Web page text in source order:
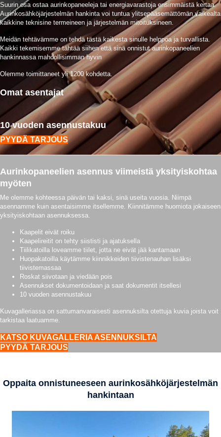
Suurin osa ostaa aurinkopaneeleja tai energiavarastoja ensimmäistä kertaa.
Aurinkosähköjärjestelmän hankinta voi tuntua ylitsepääsemättömän vaikealta
kaikkine teknisine termeineen ja järjestelmän mitoituksineen.
Meidän tehtävämme on tehdä tästä kaikesta sinulle helppoa ja turvallista.
Kaikki tekemisemme tähtää siihen että sinä onnistut aurinkopaneelien
hankinnassa mahdollisimman hyvin
Olemme toimittaneet yli 1200 kohdetta.
Omat asentajat
10 vuoden asennustakuu
PYYDÄ TARJOUS
Aurinkopaneelien asennus viimeistä yksityiskohtaa
myöten
Me olemme kohteessa päivän tai kaksi, sinä useita vuosia. Niimpä
asennamme kuin asentaisimme itsellemme. Kiinnitämme huomiota jokaiseen
yksityiskohtaan asennuksessa.
Kaapelit eivät roiku
Kaapelireitit on tehty siististi ja ajatuksella
Tiilikatoilla loveamme tiilet, jotta ne eivät jää kantamaan
Huopakatoilla käytämme kiinnikkeiden tiivistenauhan lisäksi
tiivistemassaa
Roskat siivotaan ja viedään pois
Asennukset dokumentoidaan ja saat dokumentit itsellesi
10 vuoden asennustakuu
Kuvagalleriassa on sattumanvaraisesti asennuksilta otettuja kuvia joista voit
tarkistaa laatuamme.
KATSO KUVAGALLERIA ASENNUKSILTA
PYYDÄ TARJOUS
Oppaita onnistuneeseen aurinkosähköjärjestelmän
hankintaan